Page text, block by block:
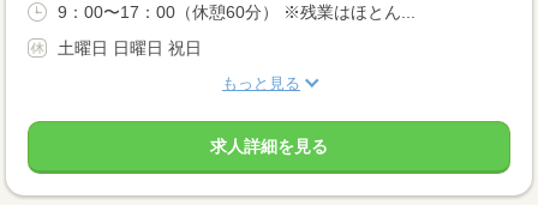
9：00〜17：00（休憩60分） ※残業はほとん...
土曜日 日曜日 祝日
もっと見る
求人詳細を見る